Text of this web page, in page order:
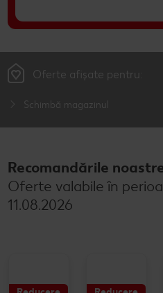
Oferte afișate pentru:
Schimbă magazinul
Recomandările
Oferte valabile în
11.08.2026
Balsam
Detergen